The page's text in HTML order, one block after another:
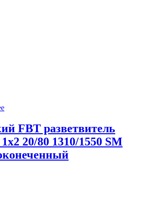
FBT разветвитель
20/80 1310/1550 SM